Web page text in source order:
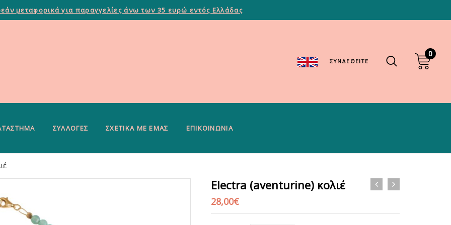
μεταφορικά για παραγγελίες άνω των 35 ευρώ εντός Ελλάδας
ΣΥΝΔΕΘΕΊΤΕ
0
ΣΥΛΛΟΓΈΣ ΣΧΕΤΙΚΆ ΜΕ ΕΜΆΣ ΕΠΙΚΟΙΝΩΝΊΑ
Electra (aventurine) κολιέ
28,00€